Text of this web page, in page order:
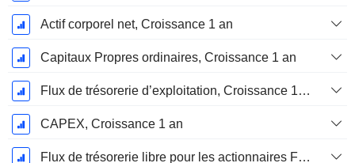
Actif corporel net, Croissance 1 an
Capitaux Propres ordinaires, Croissance 1 an
Flux de trésorerie d’exploitation, Croissance 1 an
CAPEX, Croissance 1 an
Flux de trésorerie libre pour les actionnaires FCFE, Croissance 1 an